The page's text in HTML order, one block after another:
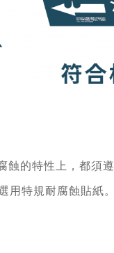
蝕的特性上，都須
用特規耐腐蝕貼紙。